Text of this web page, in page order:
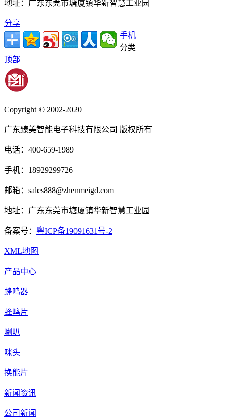
地址：广东东莞市塘厦镇华新智慧工业园
分享
手机
分类
顶部
Copyright © 2002-2020
广东臻美智能电子科技有限公司 版权所有
电话：400-659-1989
手机：18929299726
邮箱：sales888@zhenmeigd.com
地址：广东东莞市塘厦镇华新智慧工业园
备案号： 粤ICP备19091631号-2
XML地图
产品中心
蜂鸣器
蜂鸣片
喇叭
咪头
换能片
新闻资讯
公司新闻